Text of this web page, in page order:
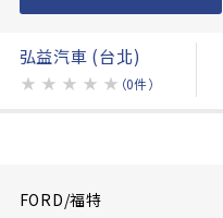
弘益汽車 (台北)
★ ★ ★ ★ ★ （0件）
FORD/福特